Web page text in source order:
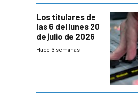
Los titulares de
las 6 del lunes 20
de julio de 2026
Hace 3 semanas